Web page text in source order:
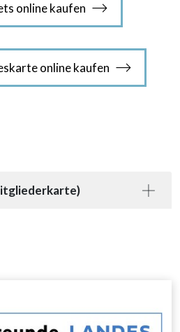
online kaufen
online kaufen